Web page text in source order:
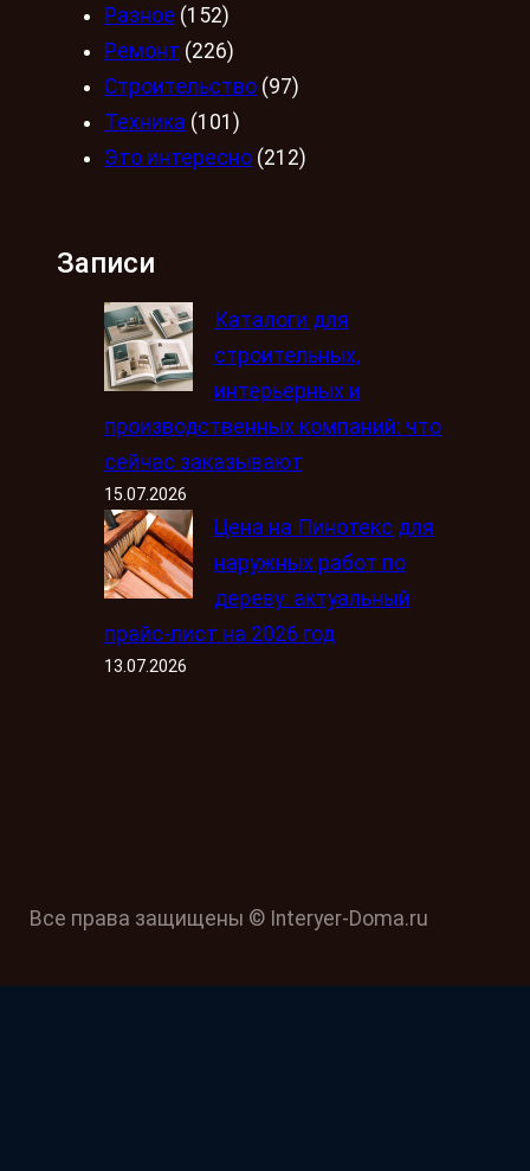
Разное (152)
Ремонт (226)
Строительство (97)
Техника (101)
Это интересно (212)
Записи
Каталоги для
строительных,
интерьерных и
производственных компаний: что
сейчас заказывают
15.07.2026
Цена на Пинотекс для
наружных работ по
дереву: актуальный
прайс-лист на 2026 год
13.07.2026
Все права защищены © Interyer-Doma.ru